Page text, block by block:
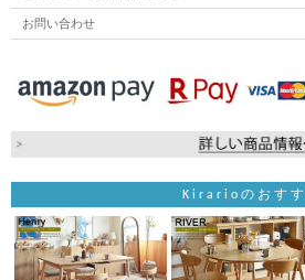
お問い合わせ
Kirarioのおすす